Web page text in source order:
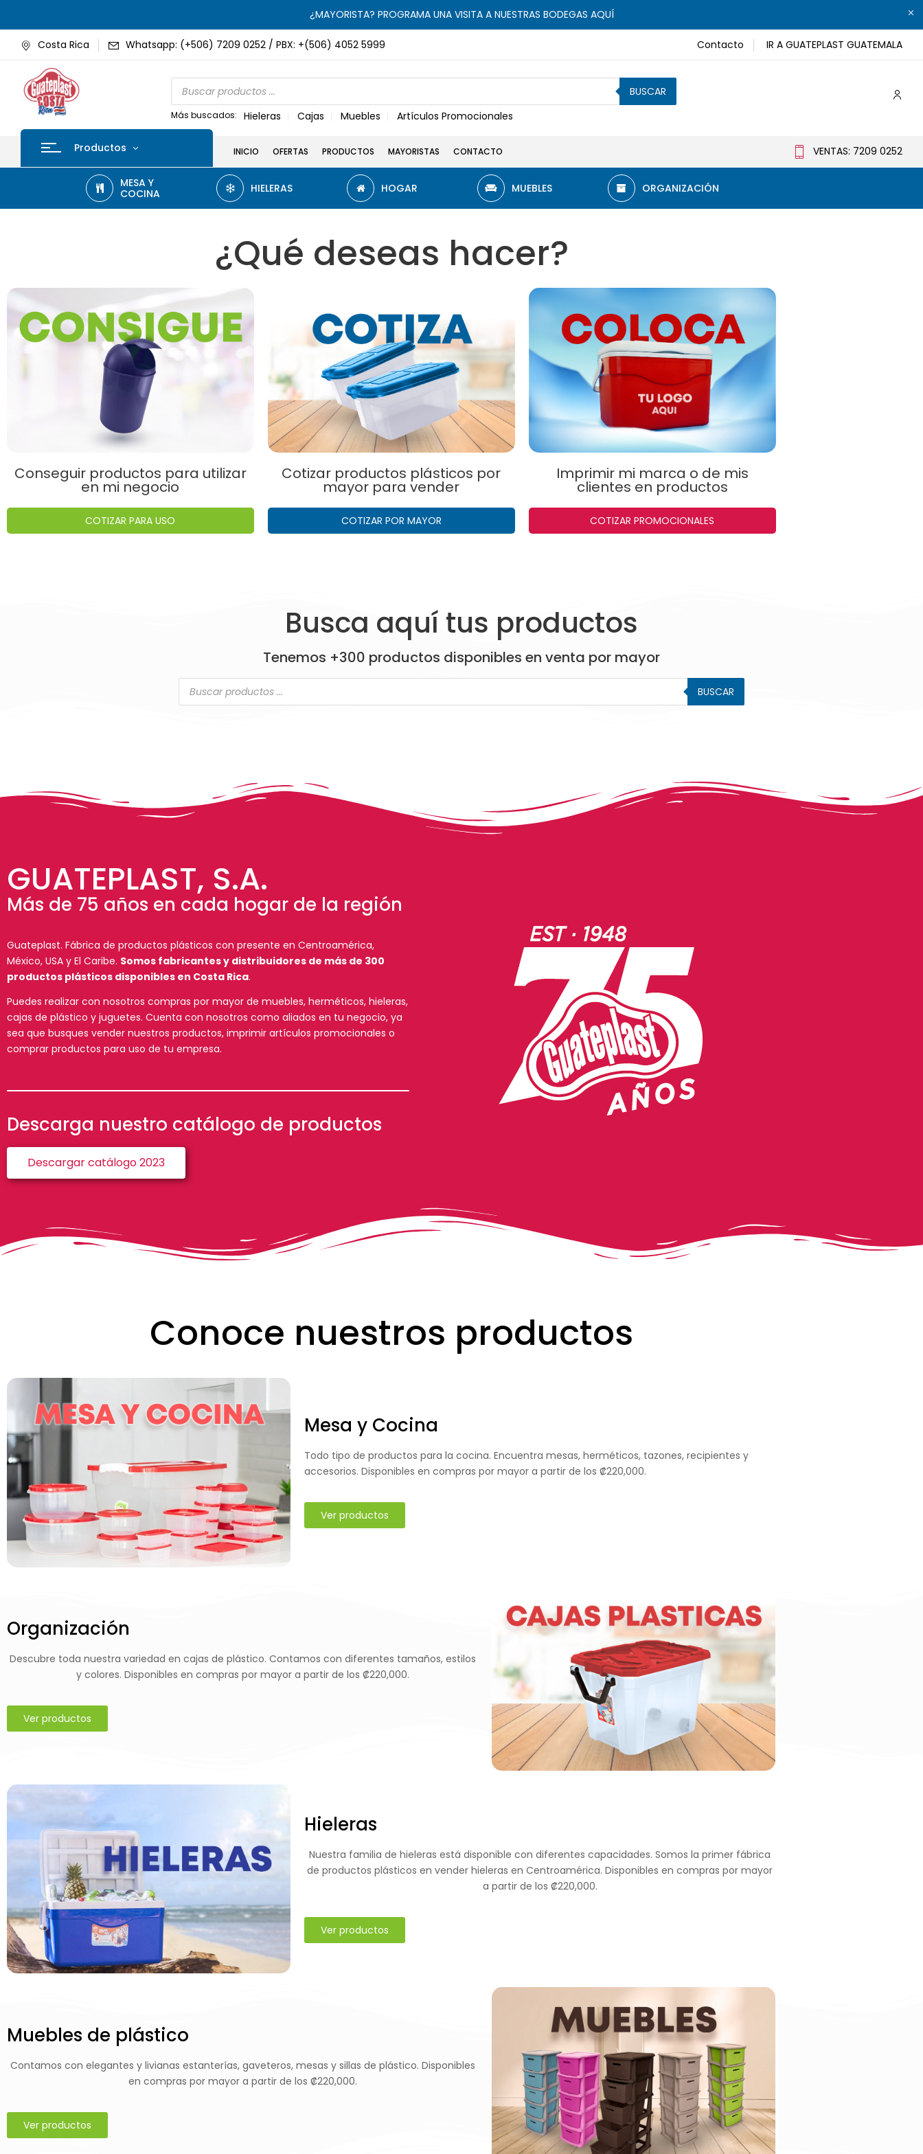
¿MAYORISTA? PROGRAMA UNA VISITA A NUESTRAS BODEGAS AQUÍ
Costa Rica Whatsapp: (+506) 7209 0252 / PBX: +(506) 4052 5999 Contacto IR A GUATEPLAST GUATEMALA
BUSCAR
Más buscados: Hieleras Cajas Muebles Artículos Promocionales
Productos INICIO OFERTAS PRODUCTOS MAYORISTAS CONTACTO VENTAS: 7209 0252
MESA Y
COCINA
HIELERAS HOGAR MUEBLES ORGANIZACIÓN
¿Qué deseas hacer?
Conseguir productos para utilizar
en mi negocio
COTIZAR PARA USO
Cotizar productos plásticos por
mayor para vender
COTIZAR POR MAYOR
Imprimir mi marca o de mis
clientes en productos
COTIZAR PROMOCIONALES
Busca aquí tus productos
Tenemos +300 productos disponibles en venta por mayor
BUSCAR
GUATEPLAST, S.A.
Más de 75 años en cada hogar de la región
Guateplast. Fábrica de productos plásticos con presente en Centroamérica,
México, USA y El Caribe. Somos fabricantes y distribuidores de más de 300
productos plásticos disponibles en Costa Rica.
Puedes realizar con nosotros compras por mayor de muebles, herméticos, hieleras,
cajas de plástico y juguetes. Cuenta con nosotros como aliados en tu negocio, ya
sea que busques vender nuestros productos, imprimir artículos promocionales o
comprar productos para uso de tu empresa.
Descarga nuestro catálogo de productos
Descargar catálogo 2023
Conoce nuestros productos
Mesa y Cocina
Todo tipo de productos para la cocina. Encuentra mesas, herméticos, tazones, recipientes y
accesorios. Disponibles en compras por mayor a partir de los ₡220,000.
Ver productos
Organización
Descubre toda nuestra variedad en cajas de plástico. Contamos con diferentes tamaños, estilos
y colores. Disponibles en compras por mayor a partir de los ₡220,000.
Ver productos
Hieleras
Nuestra familia de hieleras está disponible con diferentes capacidades. Somos la primer fábrica
de productos plásticos en vender hieleras en Centroamérica. Disponibles en compras por mayor
a partir de los ₡220,000.
Ver productos
Muebles de plástico
Contamos con elegantes y livianas estanterías, gaveteros, mesas y sillas de plástico. Disponibles
en compras por mayor a partir de los ₡220,000.
Ver productos